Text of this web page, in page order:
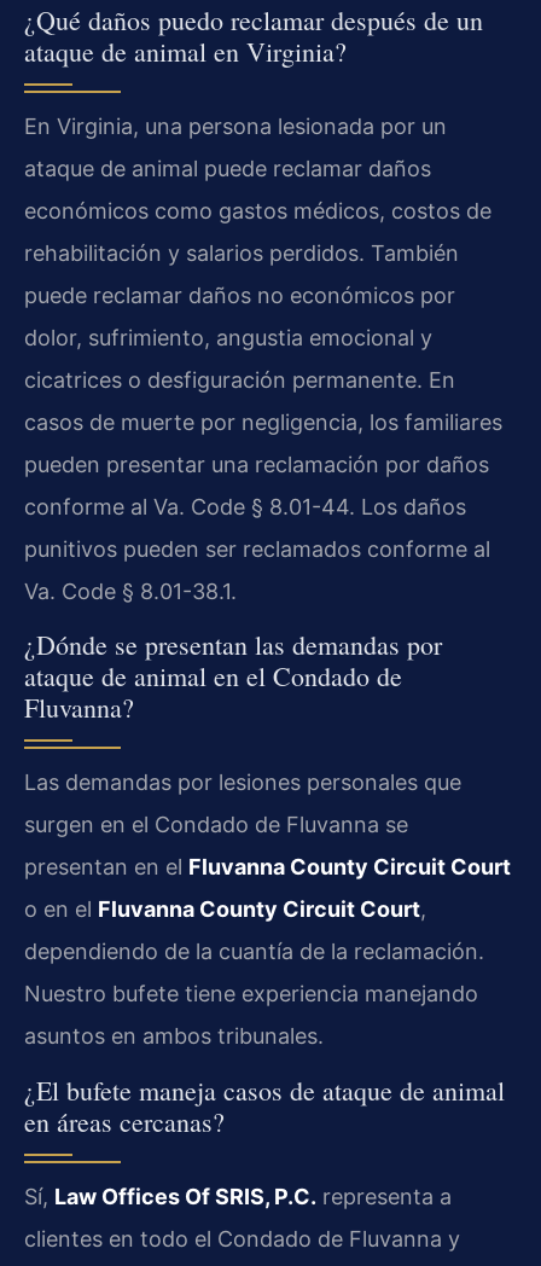
¿Qué daños puedo reclamar después de un
ataque de animal en Virginia?
En Virginia, una persona lesionada por un
ataque de animal puede reclamar daños
económicos como gastos médicos, costos de
rehabilitación y salarios perdidos. También
puede reclamar daños no económicos por
dolor, sufrimiento, angustia emocional y
cicatrices o desfiguración permanente. En
casos de muerte por negligencia, los familiares
pueden presentar una reclamación por daños
conforme al Va. Code § 8.01-44. Los daños
punitivos pueden ser reclamados conforme al
Va. Code § 8.01-38.1.
¿Dónde se presentan las demandas por
ataque de animal en el Condado de
Fluvanna?
Las demandas por lesiones personales que
surgen en el Condado de Fluvanna se
presentan en el Fluvanna County Circuit Court
o en el Fluvanna County Circuit Court,
dependiendo de la cuantía de la reclamación.
Nuestro bufete tiene experiencia manejando
asuntos en ambos tribunales.
¿El bufete maneja casos de ataque de animal
en áreas cercanas?
Sí, Law Offices Of SRIS, P.C. representa a
clientes en todo el Condado de Fluvanna y